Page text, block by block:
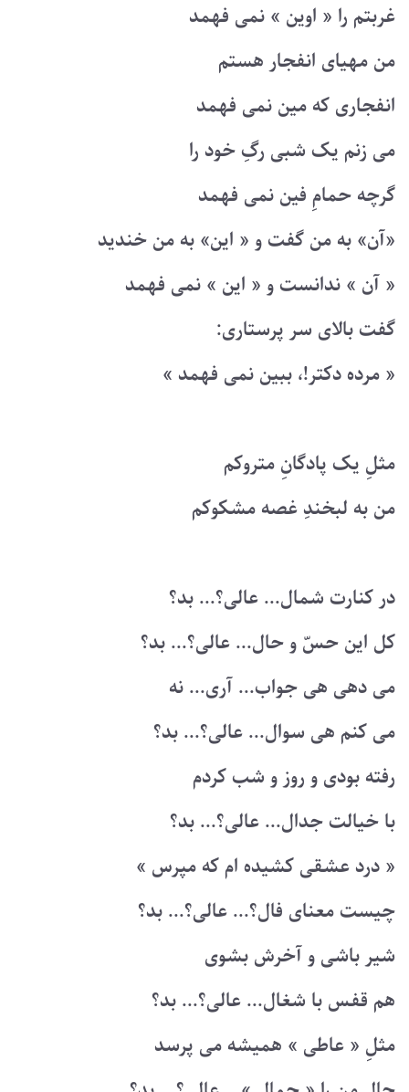
غربتم را « اوین » نمی فهمد
من مهیای انفجار هستم
انفجاری که مین نمی فهمد
می زنم یک شبی رگِ خود را
گرچه حمامِ فین نمی فهمد
«آن» به من گفت و « این» به من خندید
« آن » ندانست و « این » نمی فهمد
گفت بالای سر پرستاری:
« مرده دکتر!، ببین نمی فهمد »
مثلِ یک پادگانِ متروکم
من به لبخندِ غصه مشکوکم
در کنارت شمال... عالی؟... بد؟
کل این حسّ و حال... عالی؟... بد؟
می دهی هی جواب... آری... نه
می کنم هی سوال... عالی؟... بد؟
رفته بودی و روز و شب کردم
با خیالت جدال... عالی؟... بد؟
« درد عشقی کشیده ام که مپرس »
چیست معنای فال؟... عالی؟... بد؟
شیر باشی و آخرش بشوی
هم قفس با شغال... عالی؟... بد؟
مثلِ « عاطی » همیشه می پرسد